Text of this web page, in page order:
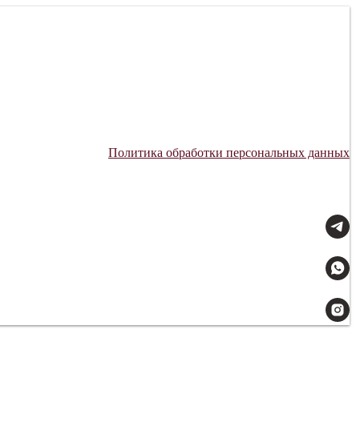
Политика обработки персональных данных